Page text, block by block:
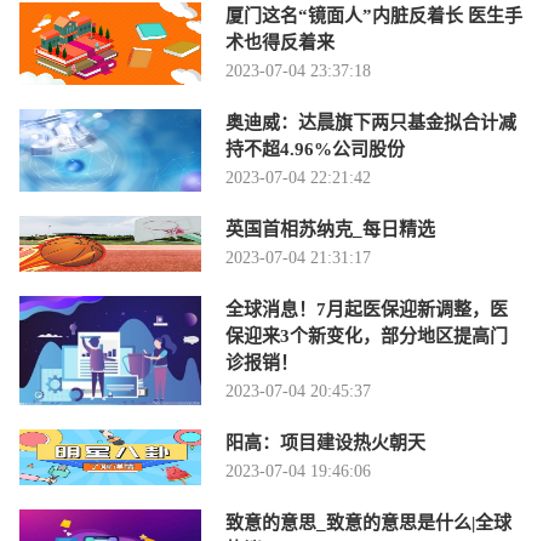
厦门这名“镜面人”内脏反着长 医生手
术也得反着来
2023-07-04 23:37:18
奥迪威：达晨旗下两只基金拟合计减
持不超4.96%公司股份
2023-07-04 22:21:42
英国首相苏纳克_每日精选
2023-07-04 21:31:17
全球消息！7月起医保迎新调整，医
保迎来3个新变化，部分地区提高门
诊报销！
2023-07-04 20:45:37
阳高：项目建设热火朝天
2023-07-04 19:46:06
致意的意思_致意的意思是什么|全球